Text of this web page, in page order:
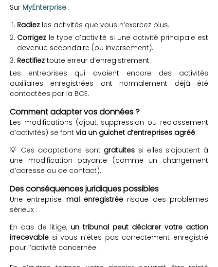
Sur MyEnterprise :
Radiez les activités que vous n’exercez plus.
Corrigez le type d’activité si une activité principale est
devenue secondaire (ou inversement).
Rectifiez toute erreur d’enregistrement.
Les entreprises qui avaient encore des activités
auxiliaires enregistrées ont normalement déjà été
contactées par la BCE.
Comment adapter vos données ?
Les modifications (ajout, suppression ou reclassement
d’activités) se font via un guichet d’entreprises agréé.
💡 Ces adaptations sont gratuites si elles s’ajoutent à
une modification payante (comme un changement
d’adresse ou de contact).
Des conséquences juridiques possibles
Une entreprise mal enregistrée risque des problèmes
sérieux :
En cas de litige, un tribunal peut déclarer votre action
irrecevable si vous n’êtes pas correctement enregistré
pour l’activité concernée.